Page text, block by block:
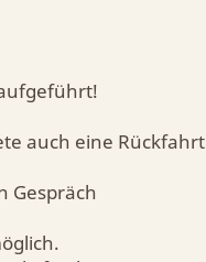
auch eine Rückfahrt
Gespräch